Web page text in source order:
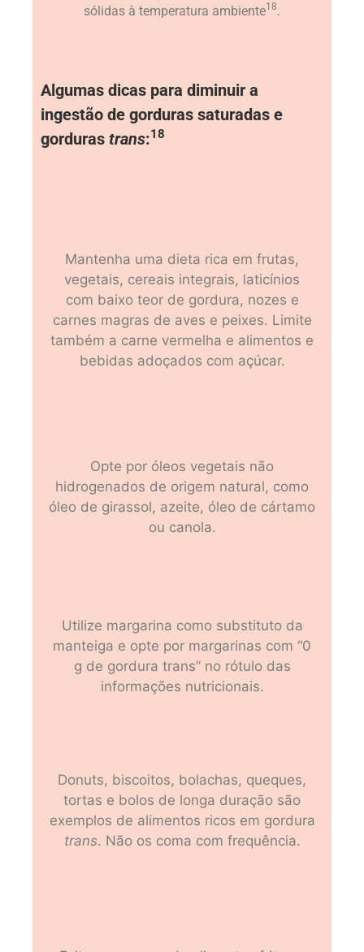
sólidas à temperatura ambiente18.
Algumas dicas para diminuir a
ingestão de gorduras saturadas e
gorduras trans:18
Mantenha uma dieta rica em frutas,
vegetais, cereais integrais, laticínios
com baixo teor de gordura, nozes e
carnes magras de aves e peixes. Limite
também a carne vermelha e alimentos e
bebidas adoçados com açúcar.
Opte por óleos vegetais não
hidrogenados de origem natural, como
óleo de girassol, azeite, óleo de cártamo
ou canola.
Utilize margarina como substituto da
manteiga e opte por margarinas com “0
g de gordura trans” no rótulo das
informações nutricionais.
Donuts, biscoitos, bolachas, queques,
tortas e bolos de longa duração são
exemplos de alimentos ricos em gordura
trans. Não os coma com frequência.